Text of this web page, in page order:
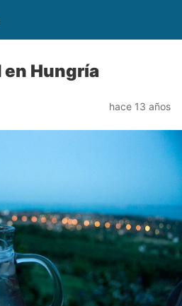
en Hungría
hace 13 años